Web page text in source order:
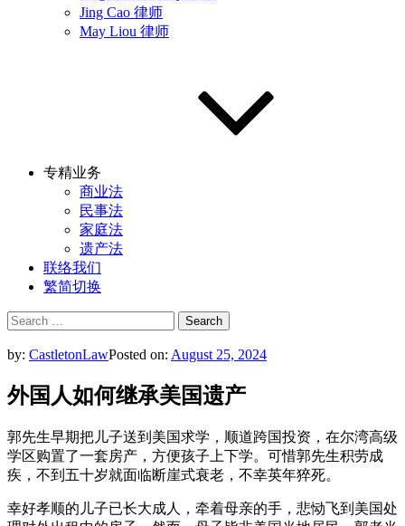
Jing Cao 律师
May Liou 律师
专精业务
商业法
民事法
家庭法
遗产法
联络我们
繁简切换
Search
for:
by: CastletonLawPosted on: August 25, 2024
外国人如何继承美国遗产
郭先生早期把儿子送到 美国求学，顺道跨国投资， 在尔湾高级
学区购置了一套房产，方便孩子上下学。 可惜郭先生积劳成
疾，不到五十岁就面临断崖式衰老， 不幸英年猝死。
幸好孝顺的儿子已长大成人，牵着母亲的手， 悲恸飞到 美国处